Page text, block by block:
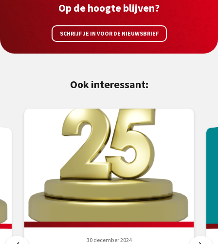
Op de hoogte blijven?
SCHRIJF JE IN VOOR DE NIEUWSBRIEF
Ook interessant:
30 december 2024